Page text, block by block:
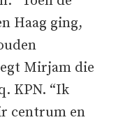
Haag ging,
Mirjam die
KPN. “Ik
centrum en